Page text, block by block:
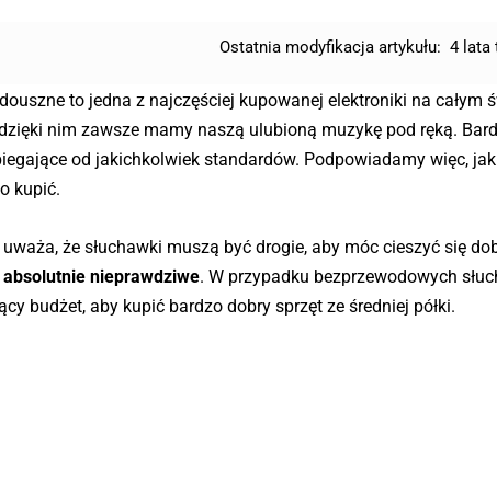
Ostatnia modyfikacja artykułu: 4 lata
to jedna z najczęściej kupowanej elektroniki na całym
nim zawsze mamy naszą ulubioną muzykę pod ręką.
od jakichkolwiek standardów. Podpowiadamy więc,
kupić.
że słuchawki muszą być drogie, aby móc cieszyć się
absolutnie nieprawdziwe. W przypadku bezprzewodowych
budżet, aby kupić bardzo dobry sprzęt ze średniej półki.